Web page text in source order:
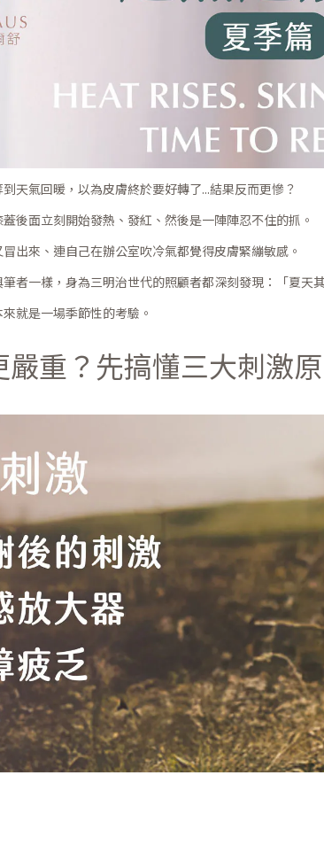
天氣回暖，以為皮膚終於要好轉了...結果反而更慘？
後面立刻開始發熱、發紅、然後是一陣陣忍不住的抓。
出來、連自己在辦公室吹冷氣都覺得皮膚緊繃敏感。
者一樣，身為三明治世代的照顧者都深刻發現：「夏天
就是一場季節性的考驗。
重？先搞懂三大刺激原